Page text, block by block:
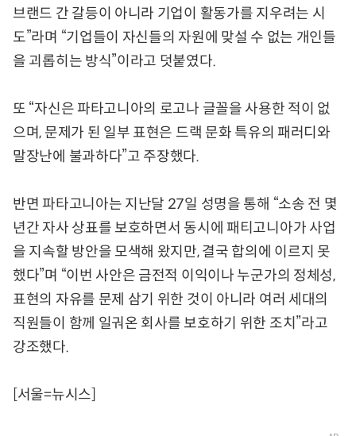
브랜드 간 갈등이 아니라 기업이 활동가를 지우려는 시
도”라며 “기업들이 자신들의 자원에 맞설 수 없는 개인들
을 괴롭히는 방식”이라고 덧붙였다.
또 “자신은 파타고니아의 로고나 글꼴을 사용한 적이 없
으며, 문제가 된 일부 표현은 드랙 문화 특유의 패러디와
말장난에 불과하다”고 주장했다.
반면 파타고니아는 지난달 27일 성명을 통해 “소송 전 몇
년간 자사 상표를 보호하면서 동시에 패티고니아가 사업
을 지속할 방안을 모색해 왔지만, 결국 합의에 이르지 못
했다”며 “이번 사안은 금전적 이익이나 누군가의 정체성,
표현의 자유를 문제 삼기 위한 것이 아니라 여러 세대의
직원들이 함께 일궈온 회사를 보호하기 위한 조치”라고
강조했다.
[서울=뉴시스]